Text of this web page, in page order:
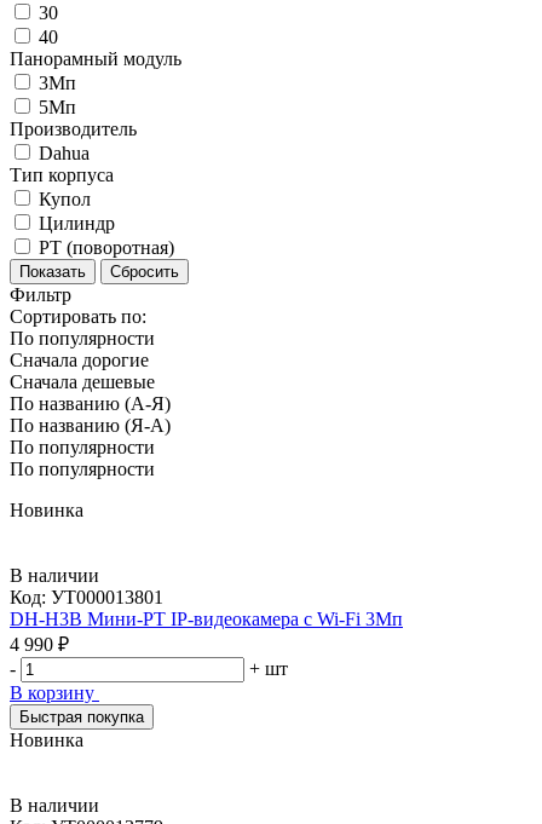
30
40
Панорамный модуль
3Мп
5Мп
Производитель
Dahua
Тип корпуса
Купол
Цилиндр
PT (поворотная)
Фильтр
Сортировать по:
По популярности
Сначала дорогие
Сначала дешевые
По названию (А-Я)
По названию (Я-А)
По популярности
По популярности
Новинка
В наличии
Код: УТ000013801
DH-H3B Мини-PT IP-видеокамера с Wi-Fi 3Мп
4 990 ₽
-
+ шт
В корзину
Быстрая покупка
Новинка
В наличии